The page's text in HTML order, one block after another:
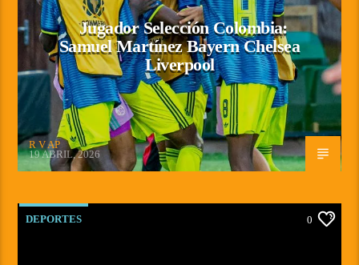
Jugador Selección Colombia:
Samuel Martínez Bayern Chelsea
Liverpool
R V AP
19 ABRIL, 2026
DEPORTES 0